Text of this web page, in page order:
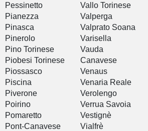
Pessinetto
Pianezza
Pinasca
Pinerolo
Pino Torinese
Piobesi Torinese
Piossasco
Piscina
Piverone
Poirino
Pomaretto
Pont-Canavese
Vallo Torinese
Valperga
Valprato Soana
Varisella
Vauda
Canavese
Venaus
Venaria Reale
Verolengo
Verrua Savoia
Vestignè
Vialfrè